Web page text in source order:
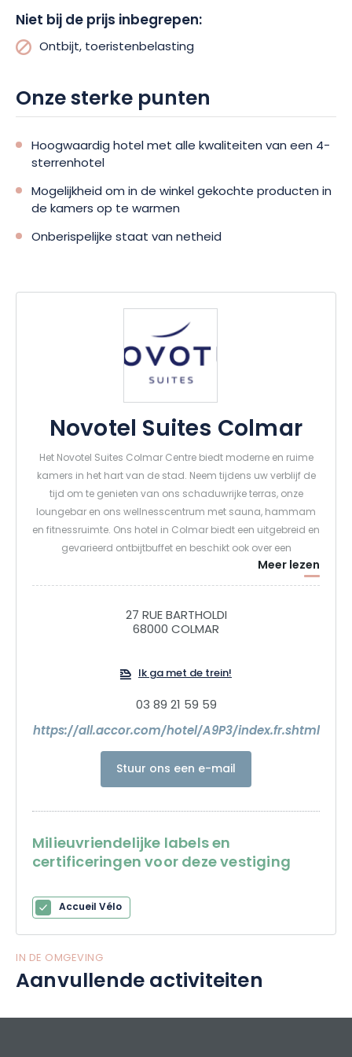
u in het wellnesscentrum van Novotel Suites Colmar Centre****
genieten van de sauna en de hamam. U kunt ook de
loungebar van het hotel bezoeken om de wijnen te proeven
Niet bij de prijs inbegrepen:
Ontbijt, toeristenbelasting
Onze sterke punten
Hoogwaardig hotel met alle kwaliteiten van een 4-
sterrenhotel
Mogelijkheid om in de winkel gekochte producten in
de kamers op te warmen
Onberispelijke staat van netheid
Novotel Suites Colmar
Het Novotel Suites Colmar Centre biedt moderne en ruime
kamers in het hart van de stad. Neem tijdens uw verblijf de
tijd om te genieten van ons schaduwrijke terras, onze
loungebar en ons wellnesscentrum met sauna, hammam
en fitnessruimte. Ons hotel in Colmar biedt een uitgebreid en
gevarieerd ontbijtbuffet en beschikt ook over een
gastronomische winkel waar u lokale producten kunt
inslaan.
Meer lezen
27 RUE BARTHOLDI
68000 COLMAR
Ik ga met de trein!
03 89 21 59 59
https://all.accor.com/hotel/A9P3/index.fr.shtml
Stuur ons een e-mail
Milieuvriendelijke labels en
certificeringen voor deze vestiging
Accueil Vélo
IN DE OMGEVING
Aanvullende activiteiten